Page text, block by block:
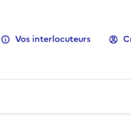
Vos interlocuteurs